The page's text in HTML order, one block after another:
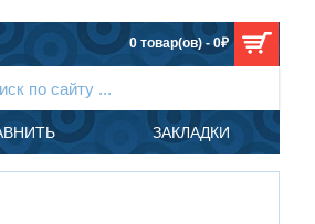
0 товар(ов) - 0₽
ЗАКЛАДКИ